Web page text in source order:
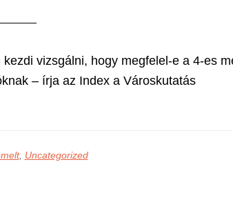
vizsgálni, hogy megfelel-e a 4-es
– írja az Index a Városkutatás
, Uncategorized